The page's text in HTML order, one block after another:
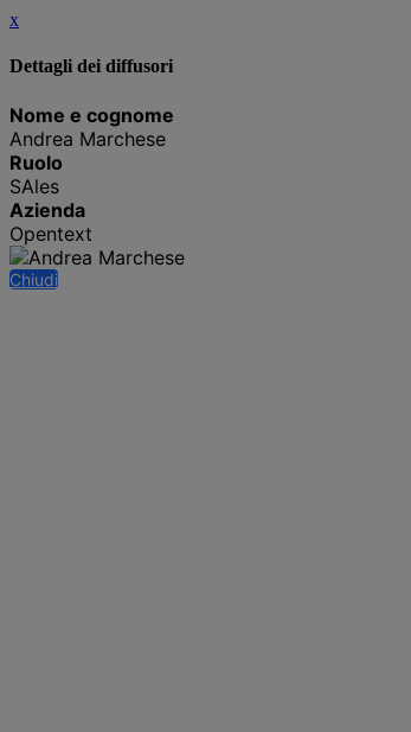
x
Dettagli dei diffusori
Nome e cognome
Andrea Marchese
Ruolo
SAles
Azienda
Opentext
Chiudi